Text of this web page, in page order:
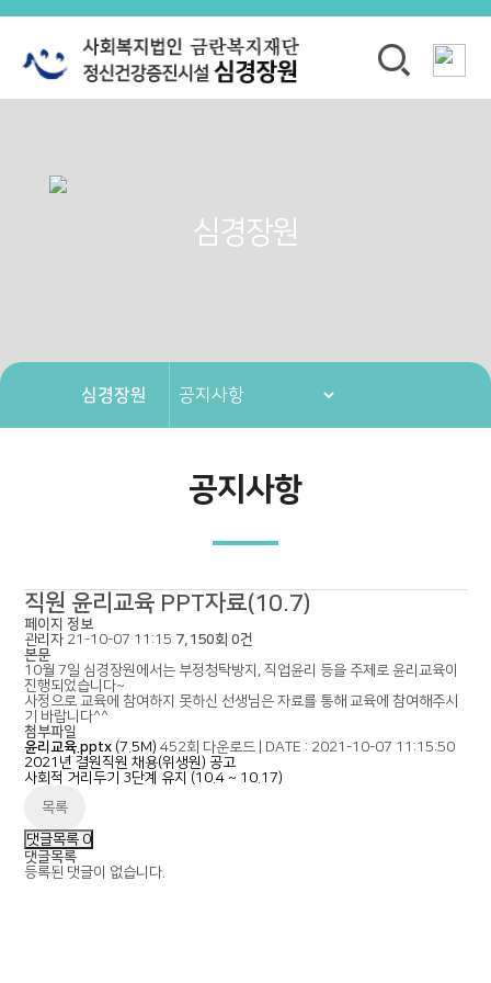
심경장원
심경장원
공지사항
직원 윤리교육 PPT자료(10.7)
페이지 정보
관리자 21-10-07 11:15 7,150회 0건
본문
10월 7일 심경장원에서는 부정청탁방지, 직업윤리 등을 주제로 윤리교육이
진행되었습니다~
사정으로 교육에 참여하지 못하신 선생님은 자료를 통해 교육에 참여해주시
기 바랍니다^^
첨부파일
윤리교육.pptx (7.5M)452회 다운로드
DATE : 2021-10-07 11:15:50
2021년 결원직원 채용(위생원) 공고
사회적 거리두기 3단계 유지 (10.4 ~ 10.17)
목록
댓글목록 0
댓글목록
등록된 댓글이 없습니다.